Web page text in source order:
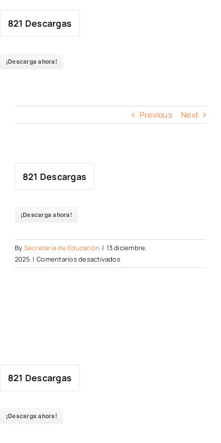
content
821 Descargas
¡Descarga ahora!
Previous Next
821 Descargas
¡Descarga ahora!
By Secretaría de Educación | 13 diciembre,
2025 | Comentarios desactivadosen
821 Descargas
¡Descarga ahora!